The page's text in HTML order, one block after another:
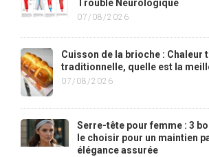
Trouble Neurologique
07/08/2026
Cuisson de la brioche : Chaleur
traditionnelle, quelle est la
07/08/2026
Serre-tête pour femme : 3
le choisir pour un maintien
élégance assurée